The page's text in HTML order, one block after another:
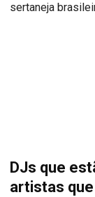
sertaneja
DJs que
artistas